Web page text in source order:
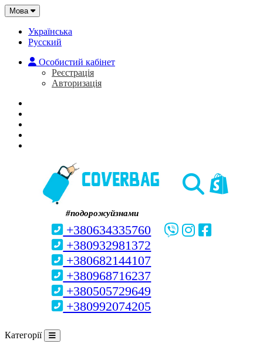
Мова
Українська
Русский
Особистий кабінет
Реєстрація
Авторизація
#подорожуйзнами
+380634335760
+380932981372
+380682144107
+380968716237
+380505729649
+380992074205
Категорії